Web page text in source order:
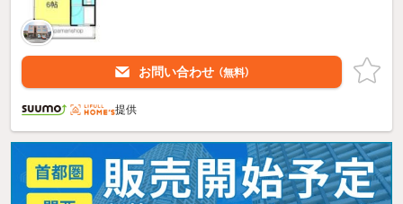
お問い合わせ （無料）
提供